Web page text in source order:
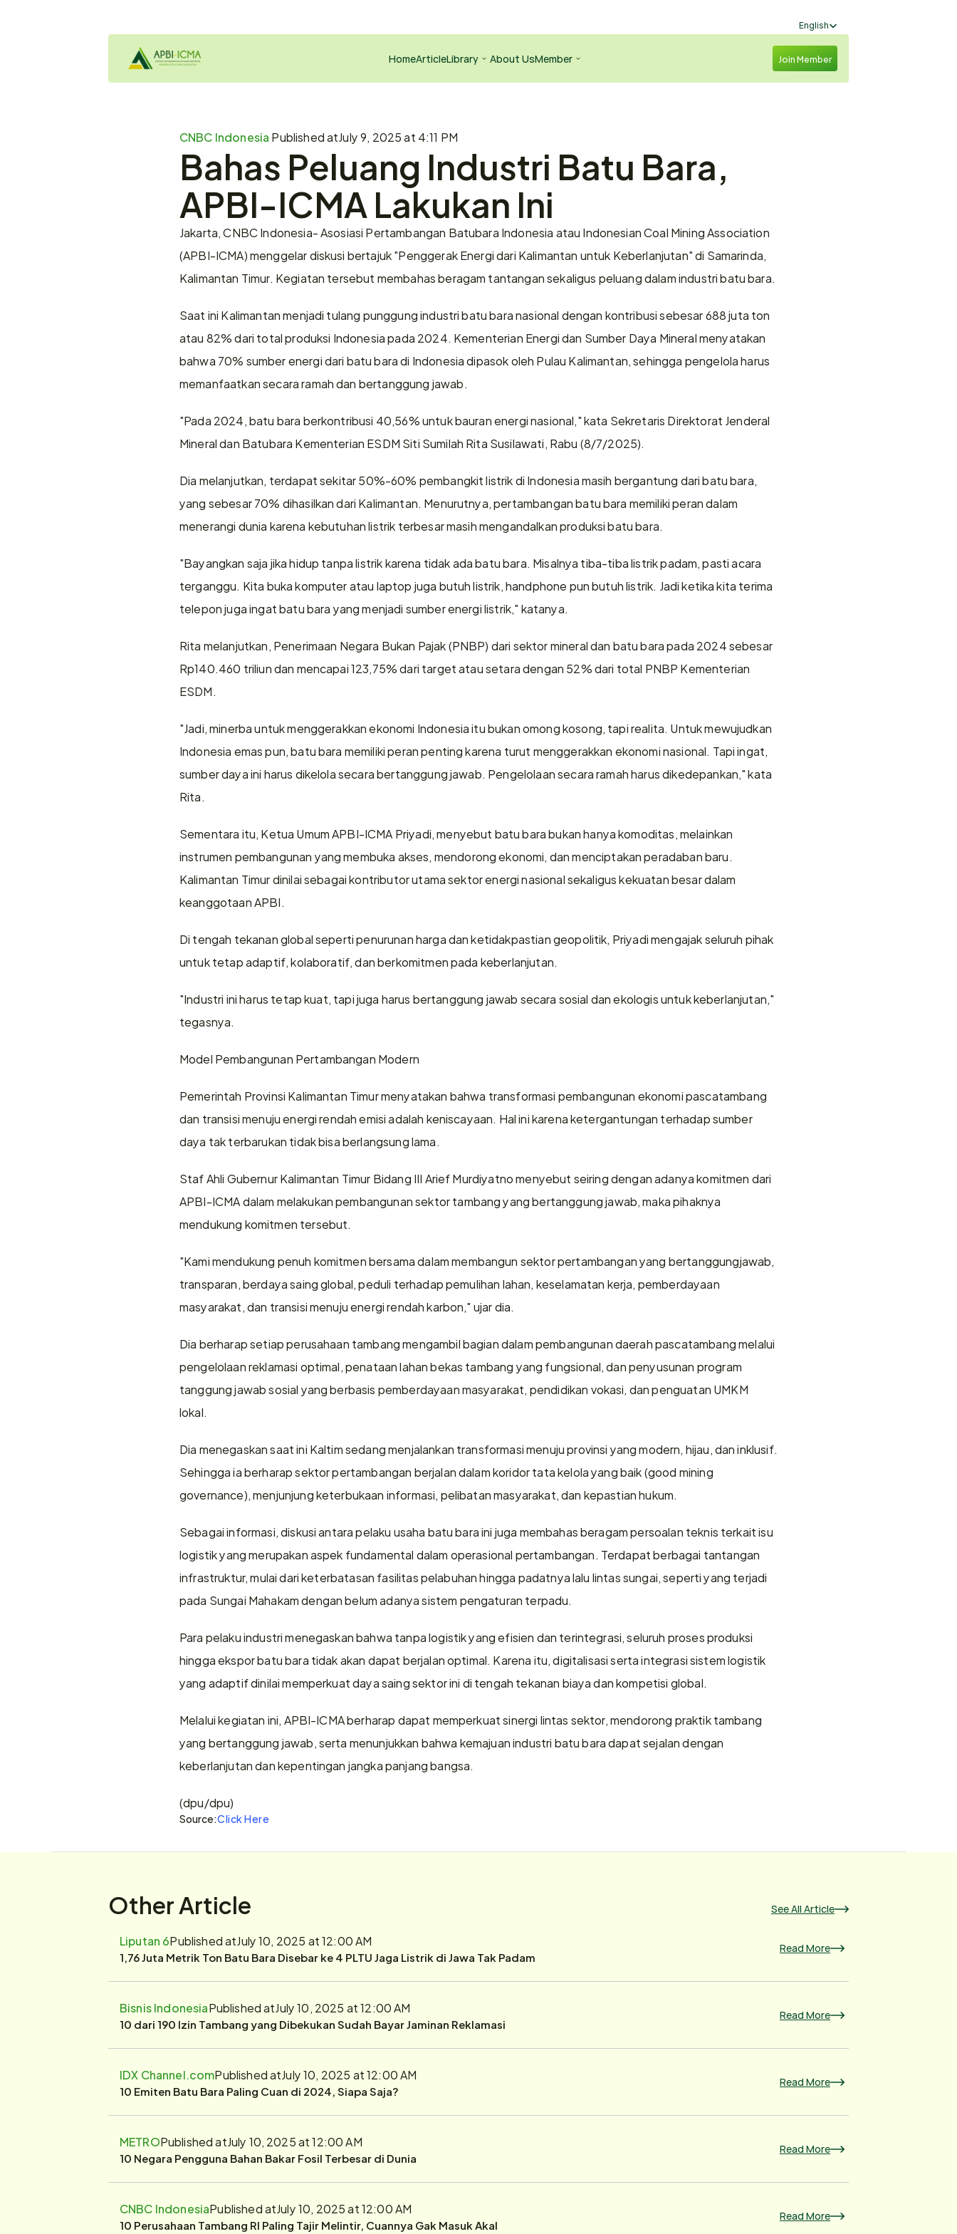
Select Language
English
HomeArticleLibrary About UsMember Join Member
CNBC Indonesia Published atJuly 9, 2025 at 4:11 PM
Bahas Peluang Industri Batu Bara,
APBI-ICMA Lakukan Ini
Jakarta, CNBC Indonesia- Asosiasi Pertambangan Batubara Indonesia atau Indonesian Coal Mining Association
(APBI-ICMA) menggelar diskusi bertajuk "Penggerak Energi dari Kalimantan untuk Keberlanjutan" di Samarinda,
Kalimantan Timur. Kegiatan tersebut membahas beragam tantangan sekaligus peluang dalam industri batu bara.
Saat ini Kalimantan menjadi tulang punggung industri batu bara nasional dengan kontribusi sebesar 688 juta ton
atau 82% dari total produksi Indonesia pada 2024. Kementerian Energi dan Sumber Daya Mineral menyatakan
bahwa 70% sumber energi dari batu bara di Indonesia dipasok oleh Pulau Kalimantan, sehingga pengelola harus
memanfaatkan secara ramah dan bertanggung jawab.
"Pada 2024, batu bara berkontribusi 40,56% untuk bauran energi nasional," kata Sekretaris Direktorat Jenderal
Mineral dan Batubara Kementerian ESDM Siti Sumilah Rita Susilawati, Rabu (8/7/2025).
Dia melanjutkan, terdapat sekitar 50%-60% pembangkit listrik di Indonesia masih bergantung dari batu bara,
yang sebesar 70% dihasilkan dari Kalimantan. Menurutnya, pertambangan batu bara memiliki peran dalam
menerangi dunia karena kebutuhan listrik terbesar masih mengandalkan produksi batu bara.
"Bayangkan saja jika hidup tanpa listrik karena tidak ada batu bara. Misalnya tiba-tiba listrik padam, pasti acara
terganggu. Kita buka komputer atau laptop juga butuh listrik, handphone pun butuh listrik. Jadi ketika kita terima
telepon juga ingat batu bara yang menjadi sumber energi listrik," katanya.
Rita melanjutkan, Penerimaan Negara Bukan Pajak (PNBP) dari sektor mineral dan batu bara pada 2024 sebesar
Rp140.460 triliun dan mencapai 123,75% dari target atau setara dengan 52% dari total PNBP Kementerian
ESDM.
"Jadi, minerba untuk menggerakkan ekonomi Indonesia itu bukan omong kosong, tapi realita. Untuk mewujudkan
Indonesia emas pun, batu bara memiliki peran penting karena turut menggerakkan ekonomi nasional. Tapi ingat,
sumber daya ini harus dikelola secara bertanggung jawab. Pengelolaan secara ramah harus dikedepankan," kata
Rita.
Sementara itu, Ketua Umum APBI-ICMA Priyadi, menyebut batu bara bukan hanya komoditas, melainkan
instrumen pembangunan yang membuka akses, mendorong ekonomi, dan menciptakan peradaban baru.
Kalimantan Timur dinilai sebagai kontributor utama sektor energi nasional sekaligus kekuatan besar dalam
keanggotaan APBI.
Di tengah tekanan global seperti penurunan harga dan ketidakpastian geopolitik, Priyadi mengajak seluruh pihak
untuk tetap adaptif, kolaboratif, dan berkomitmen pada keberlanjutan.
"Industri ini harus tetap kuat, tapi juga harus bertanggung jawab secara sosial dan ekologis untuk keberlanjutan,"
tegasnya.
Model Pembangunan Pertambangan Modern
Pemerintah Provinsi Kalimantan Timur menyatakan bahwa transformasi pembangunan ekonomi pascatambang
dan transisi menuju energi rendah emisi adalah keniscayaan. Hal ini karena ketergantungan terhadap sumber
daya tak terbarukan tidak bisa berlangsung lama.
Staf Ahli Gubernur Kalimantan Timur Bidang III Arief Murdiyatno menyebut seiring dengan adanya komitmen dari
APBI-ICMA dalam melakukan pembangunan sektor tambang yang bertanggung jawab, maka pihaknya
mendukung komitmen tersebut.
"Kami mendukung penuh komitmen bersama dalam membangun sektor pertambangan yang bertanggungjawab,
transparan, berdaya saing global, peduli terhadap pemulihan lahan, keselamatan kerja, pemberdayaan
masyarakat, dan transisi menuju energi rendah karbon," ujar dia.
Dia berharap setiap perusahaan tambang mengambil bagian dalam pembangunan daerah pascatambang melalui
pengelolaan reklamasi optimal, penataan lahan bekas tambang yang fungsional, dan penyusunan program
tanggung jawab sosial yang berbasis pemberdayaan masyarakat, pendidikan vokasi, dan penguatan UMKM
lokal.
Dia menegaskan saat ini Kaltim sedang menjalankan transformasi menuju provinsi yang modern, hijau, dan inklusif.
Sehingga ia berharap sektor pertambangan berjalan dalam koridor tata kelola yang baik (good mining
governance), menjunjung keterbukaan informasi, pelibatan masyarakat, dan kepastian hukum.
Sebagai informasi, diskusi antara pelaku usaha batu bara ini juga membahas beragam persoalan teknis terkait isu
logistik yang merupakan aspek fundamental dalam operasional pertambangan. Terdapat berbagai tantangan
infrastruktur, mulai dari keterbatasan fasilitas pelabuhan hingga padatnya lalu lintas sungai, seperti yang terjadi
pada Sungai Mahakam dengan belum adanya sistem pengaturan terpadu.
Para pelaku industri menegaskan bahwa tanpa logistik yang efisien dan terintegrasi, seluruh proses produksi
hingga ekspor batu bara tidak akan dapat berjalan optimal. Karena itu, digitalisasi serta integrasi sistem logistik
yang adaptif dinilai memperkuat daya saing sektor ini di tengah tekanan biaya dan kompetisi global.
Melalui kegiatan ini, APBI-ICMA berharap dapat memperkuat sinergi lintas sektor, mendorong praktik tambang
yang bertanggung jawab, serta menunjukkan bahwa kemajuan industri batu bara dapat sejalan dengan
keberlanjutan dan kepentingan jangka panjang bangsa.
(dpu/dpu)
Source:Click Here
Other Article See All Article
Liputan 6Published atJuly 10, 2025 at 12:00 AM
1,76 Juta Metrik Ton Batu Bara Disebar ke 4 PLTU Jaga Listrik di Jawa Tak Padam Read More
Bisnis IndonesiaPublished atJuly 10, 2025 at 12:00 AM
10 dari 190 Izin Tambang yang Dibekukan Sudah Bayar Jaminan Reklamasi Read More
IDX Channel.comPublished atJuly 10, 2025 at 12:00 AM
10 Emiten Batu Bara Paling Cuan di 2024, Siapa Saja? Read More
METROPublished atJuly 10, 2025 at 12:00 AM
10 Negara Pengguna Bahan Bakar Fosil Terbesar di Dunia Read More
CNBC IndonesiaPublished atJuly 10, 2025 at 12:00 AM
10 Perusahaan Tambang RI Paling Tajir Melintir, Cuannya Gak Masuk Akal Read More